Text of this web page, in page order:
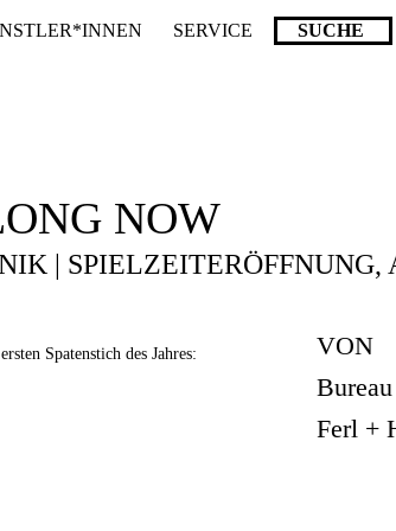
in/homepages/10/d43051023/htdocs/
SERVICE
NOW
| SPIELZEITERÖFFNUNG,
Spatenstich des Jahres:
VON
Ferl +